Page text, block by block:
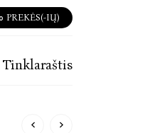
0 PREKĖS(-IŲ)
Tinklaraštis